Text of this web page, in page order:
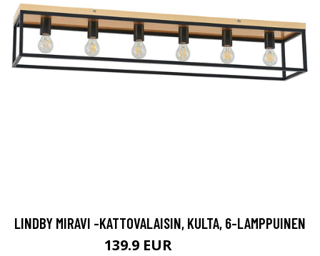
LINDBY MIRAVI -KATTOVALAISIN, KULTA, 6-LAMPPUINEN
139.9 EUR